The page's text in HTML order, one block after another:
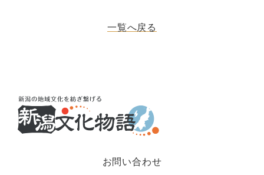
一覧へ戻る
お問い合わせ